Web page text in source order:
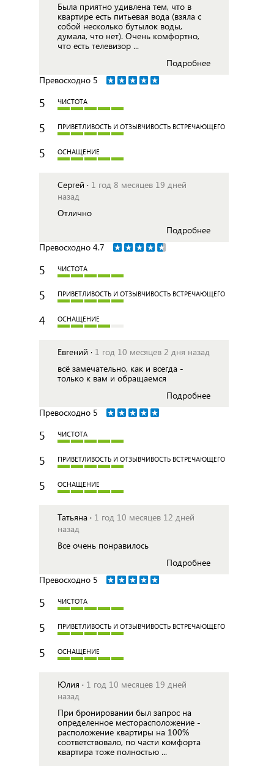
Была приятно удивлена тем, что в
квартире есть питьевая вода (взяла с
собой несколько бутылок воды,
думала, что нет). Очень комфортно,
что есть телевизор ...
Подробнее
Превосходно 5
5 ЧИСТОТА
5 ПРИВЕТЛИВОСТЬ И ОТЗЫВЧИВОСТЬ ВСТРЕЧАЮЩЕГО
5 ОСНАЩЕНИЕ
Сергей · 1 год 8 месяцев 19 дней
назад
Отлично
Подробнее
Превосходно 4.7
5 ЧИСТОТА
5 ПРИВЕТЛИВОСТЬ И ОТЗЫВЧИВОСТЬ ВСТРЕЧАЮЩЕГО
4 ОСНАЩЕНИЕ
Евгений · 1 год 10 месяцев 2 дня назад
всё замечательно, как и всегда -
только к вам и обращаемся
Подробнее
Превосходно 5
5 ЧИСТОТА
5 ПРИВЕТЛИВОСТЬ И ОТЗЫВЧИВОСТЬ ВСТРЕЧАЮЩЕГО
5 ОСНАЩЕНИЕ
Татьяна · 1 год 10 месяцев 12 дней
назад
Все очень понравилось
Подробнее
Превосходно 5
5 ЧИСТОТА
5 ПРИВЕТЛИВОСТЬ И ОТЗЫВЧИВОСТЬ ВСТРЕЧАЮЩЕГО
5 ОСНАЩЕНИЕ
Юлия · 1 год 10 месяцев 19 дней
назад
При бронировании был запрос на
определенное месторасположение -
расположение квартиры на 100%
соответствовало, по части комфорта
квартира тоже полностью ...